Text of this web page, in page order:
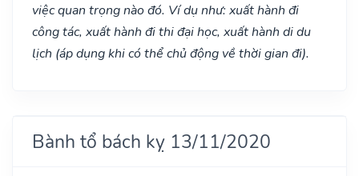
việc quan trọng nào đó. Ví dụ như: xuất hành đi
công tác, xuất hành đi thi đại học, xuất hành di du
lịch (áp dụng khi có thể chủ động về thời gian đi).
Bành tổ bách kỵ 13/11/2020